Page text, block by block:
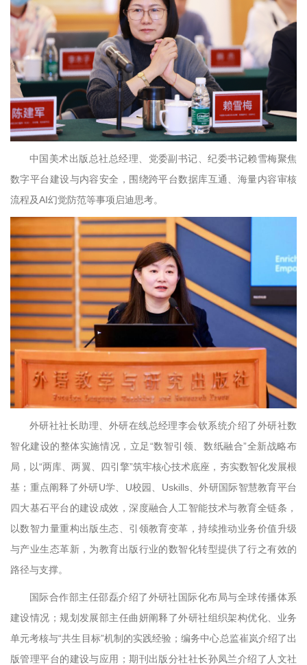
中国美术出版总社总经理、党委副书记、纪委书记赖雪梅聚焦
数字平台建设与内容安全，围绕跨平台数据库互通、海量内容审核
流程及AI幻觉防范等事项启迪思考。
外研社社长助理、外研在线总经理李会钦系统介绍了外研社数
智化建设的整体实施情况，立足“数智引领、数纸融合”全新战略布
局，以“两库、两翼、四引擎”筑牢核心技术底座，夯实数智化发展根
基；重点阐释了外研U学、U校园、Uskills、外研国际智慧教育平台
四大基石平台的建设成效，深度融合人工智能技术与教育全链条，
以数智力量重构出版生态、引领教育变革，持续推动业务价值升级
与产业生态革新，为教育出版行业的数智化转型提供了行之有效的
路径与支撑。
国际合作部主任邵磊介绍了外研社国际化布局与全球传播体系
建设情况；规划发展部主任曲妍阐释了外研社组织架构优化、业务
单元考核与“共生目标”机制的实践经验；编务中心总监崔岚介绍了出
版管理平台的建设与应用；期刊出版分社社长孙凤兰介绍了人文社